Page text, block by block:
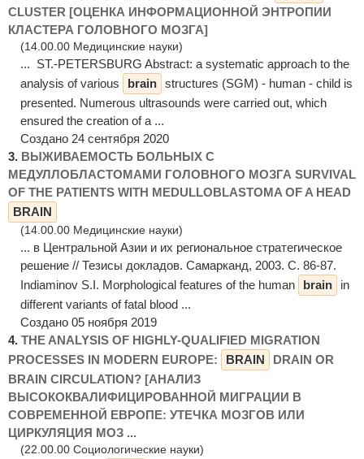
CLUSTER [ОЦЕНКА ИНФОРМАЦИОННОЙ ЭНТРОПИИ
КЛАСТЕРА ГОЛОВНОГО МОЗГА]
(14.00.00 Медицинские науки)
... ST.-PETERSBURG Abstract: а systematic approach to the
analysis of various
brain structures (SGM) - human - child is
presented. Numerous ultrasounds were carried out, which
ensured the creation of a ...
Создано 24 сентября 2020
3. ВЫЖИВАЕМОСТЬ БОЛЬНЫХ С
МЕДУЛЛОБЛАСТОМАМИ ГОЛОВНОГО МОЗГА SURVIVAL
OF THE PATIENTS WITH MEDULLOBLASTOMA OF A HEAD
BRAIN
(14.00.00 Медицинские науки)
... в Центральной Азии и их региональное стратегическое
решение // Тезисы докладов. Самарканд, 2003. С. 86-87.
Indiaminov S.I. Morphological features of the human
brain
in
different variants of fatal blood ...
Создано 05 ноября 2019
4. THE ANALYSIS OF HIGHLY-QUALIFIED MIGRATION
PROCESSES IN MODERN EUROPE:
BRAIN
DRAIN OR
BRAIN CIRCULATION? [АНАЛИЗ
ВЫСОКОКВАЛИФИЦИРОВАННОЙ МИГРАЦИИ В
СОВРЕМЕННОЙ ЕВРОПЕ: УТЕЧКА МОЗГОВ ИЛИ
ЦИРКУЛЯЦИЯ МОЗ ...
(22.00.00 Социологические науки)